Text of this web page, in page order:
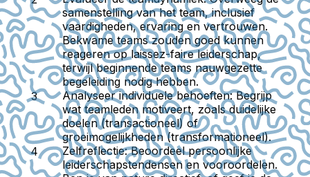
samenstelling van het team, inclusief
vaardigheden, ervaring en vertrouwen.
Bekwame teams zouden goed kunnen
reageren op laissez-faire leiderschap,
terwijl beginnende teams nauwgezette
begeleiding nodig hebben.
Analyseer individuele behoeften: Begrijp
wat teamleden motiveert, zoals duidelijke
doelen (transactioneel) of
groeimogelijkheden (transformationeel).
Zelfreflectie: Beoordeel persoonlijke
leiderschapstendensen en vooroordelen.